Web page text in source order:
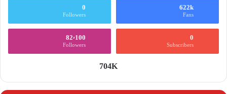
622k
Fans
0
Followers
0
Subscribers
82٬100
Followers
704K